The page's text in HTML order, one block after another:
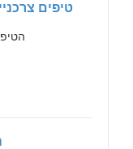
טיפים